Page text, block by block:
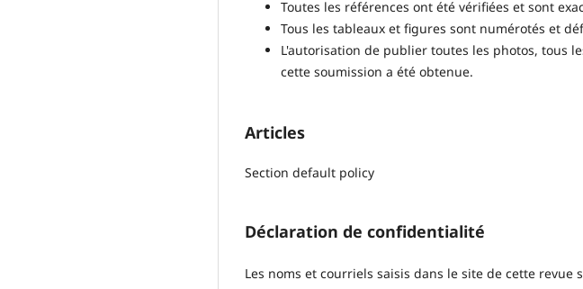
Toutes les références ont été vérifiées et sont
Tous les tableaux et figures sont numérotés et
L'autorisation de publier toutes les photos, tous
cette soumission a été obtenue.
Articles
Section default policy
Déclaration de confidentialité
Les noms et courriels saisis dans le site de cette